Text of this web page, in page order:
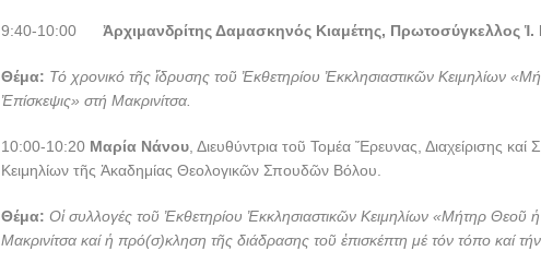
9:40-10:00 Ἀρχιμανδρίτης Δαμασκηνός Κιαμέτης, Πρωτοσύγκελλος
Θέμα: Τό χρονικό τῆς ἵδρυσης τοῦ Ἐκθετηρίου Ἐκκλησιαστικῶν Κειμηλίων
Ἐπίσκεψις» στή Μακρινίτσα.
10:00-10:20 Μαρία Νάνου, Διευθύντρια τοῦ Τομέα Ἔρευνας, Διαχείρισης
Κειμηλίων τῆς Ἀκαδημίας Θεολογικῶν Σπουδῶν Βόλου.
Θέμα: Οἱ συλλογές τοῦ Ἐκθετηρίου Ἐκκλησιαστικῶν Κειμηλίων «Μήτηρ Θεοῦ ἡ
Μακρινίτσα καί ἡ πρό(σ)κληση τῆς διάδρασης τοῦ ἐπισκέπτη μέ τόν τόπο καί τήν